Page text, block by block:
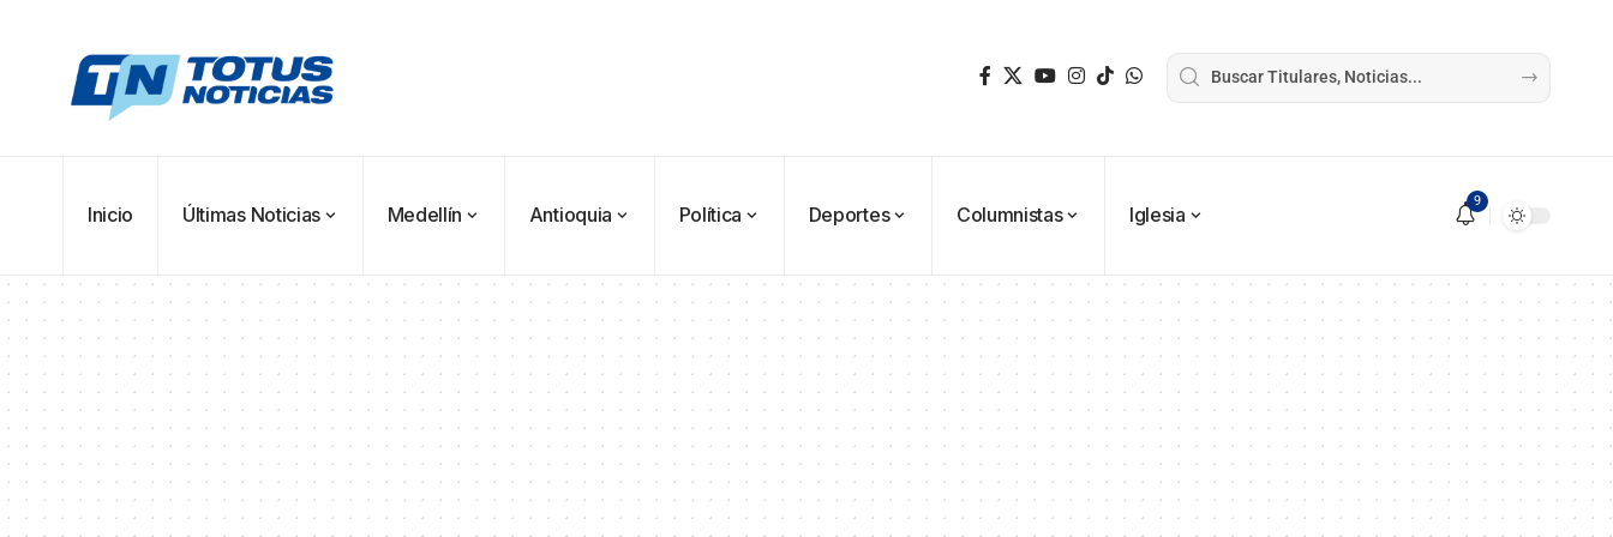
Inicio Últimas Noticias Medellín Antioquia Política Deportes Columnistas Iglesia
9